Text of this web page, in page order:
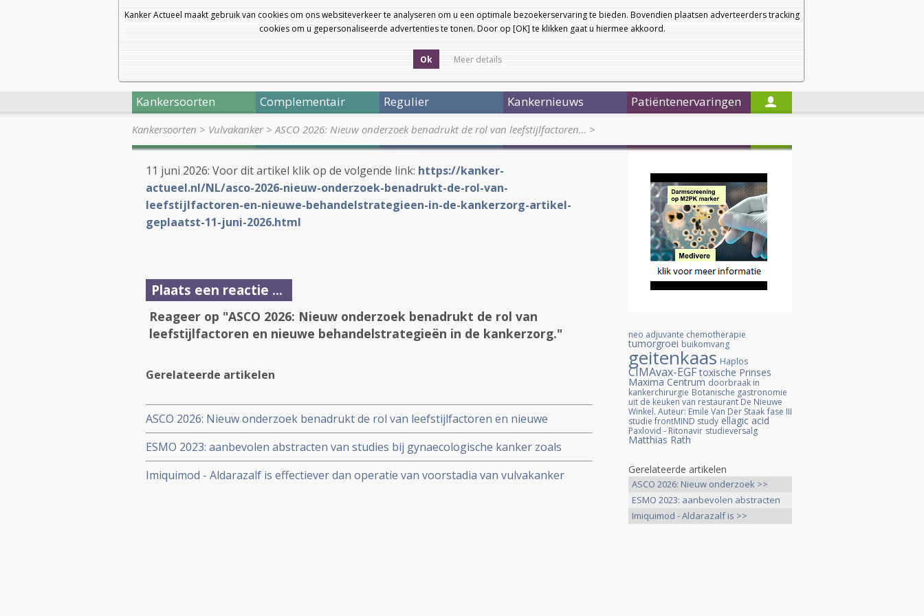
Kanker Actueel maakt gebruik van cookies om ons websiteverkeer te analyseren om u een optimale bezoekerservaring te bieden. Bovendien plaatsen adverteerders tracking
cookies om u gepersonaliseerde advertenties te tonen. Door op [OK] te klikken gaat u hiermee akkoord.
Ok Meer details
a
a
Nieuwsbrief
Startpagina
Kankersoorten Complementair Regulier Kankernieuws Patiëntenervaringen
Kankersoorten > Vulvakanker>ASCO 2026: Nieuw onderzoek benadrukt de rol van leefstijlfactoren… >
11 juni 2026: Voor dit artikel klik op de volgende link: https://kanker-
actueel.nl/NL/asco-2026-nieuw-onderzoek-benadrukt-de-rol-van-
leefstijlfactoren-en-nieuwe-behandelstrategieen-in-de-kankerzorg-artikel-
geplaatst-11-juni-2026.html
Plaats een reactie ...
Reageer op "ASCO 2026: Nieuw onderzoek benadrukt de rol van
leefstijlfactoren en nieuwe behandelstrategieën in de kankerzorg."
Gerelateerde artikelen
ASCO 2026: Nieuw onderzoek benadrukt de rol van leefstijlfactoren en nieuwe
behandelstrategieën in de kankerzorg.
ESMO 2023: aanbevolen abstracten van studies bij gynaecologische kanker zoals
eierstokkanker, baarmoederkanker, baarmoederhalskanker, endometriose kanker,
vulvakanker copy 3
Imiquimod - Aldarazalf is effectiever dan operatie van voorstadia van vulvakanker
neo adjuvante chemotherapie
tumorgroei buikomvang
geitenkaas Haplos
CIMAvax-EGF toxische Prinses
Maxima Centrum doorbraak in
kankerchirurgie Botanische gastronomie
uit de keuken van restaurant De Nieuwe
Winkel. Auteur: Emile Van Der Staak fase III
studie frontMIND study ellagic acid
Paxlovid - Ritonavir studieversalg
Matthias Rath
Gerelateerde artikelen
ASCO 2026: Nieuw onderzoek >>
ESMO 2023: aanbevolen abstracten
>>
Imiquimod - Aldarazalf is >>